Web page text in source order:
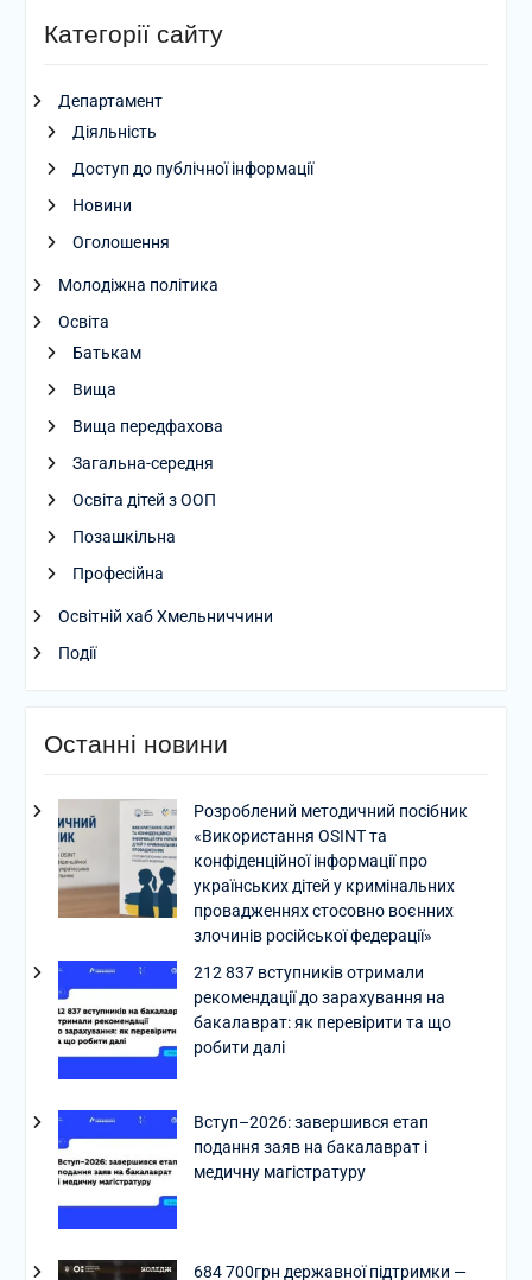
Категорії сайту
Департамент
Діяльність
Доступ до публічної інформації
Новини
Оголошення
Молодіжна політика
Освіта
Батькам
Вища
Вища передфахова
Загальна-середня
Освіта дітей з ООП
Позашкільна
Професійна
Освітній хаб Хмельниччини
Події
Останні новини
Розроблений методичний посібник
«Використання OSINT та
конфіденційної інформації про
українських дітей у кримінальних
провадженнях стосовно воєнних
злочинів російської федерації»
212 837 вступників отримали
рекомендації до зарахування на
бакалаврат: як перевірити та що
робити далі
Вступ–2026: завершився етап
подання заяв на бакалаврат і
медичну магістратуру
684 700грн державної підтримки —